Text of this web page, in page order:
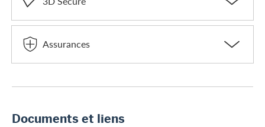
Assurances
Documents et liens